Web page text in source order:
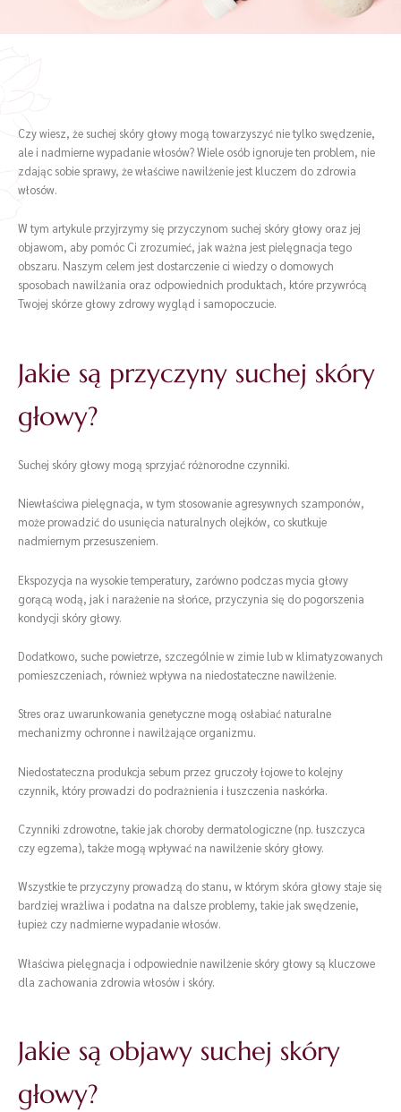
Czy wiesz, że suchej skóry głowy mogą towarzyszyć nie tylko swędzenie,
ale i nadmierne wypadanie włosów? Wiele osób ignoruje ten problem, nie
zdając sobie sprawy, że właściwe nawilżenie jest kluczem do zdrowia
włosów.
W tym artykule przyjrzymy się przyczynom suchej skóry głowy oraz jej
objawom, aby pomóc Ci zrozumieć, jak ważna jest pielęgnacja tego
obszaru. Naszym celem jest dostarczenie ci wiedzy o domowych
sposobach nawilżania oraz odpowiednich produktach, które przywrócą
Twojej skórze głowy zdrowy wygląd i samopoczucie.
Jakie są przyczyny suchej skóry
głowy?
Suchej skóry głowy mogą sprzyjać różnorodne czynniki.
Niewłaściwa pielęgnacja, w tym stosowanie agresywnych szamponów,
może prowadzić do usunięcia naturalnych olejków, co skutkuje
nadmiernym przesuszeniem.
Ekspozycja na wysokie temperatury, zarówno podczas mycia głowy
gorącą wodą, jak i narażenie na słońce, przyczynia się do pogorszenia
kondycji skóry głowy.
Dodatkowo, suche powietrze, szczególnie w zimie lub w klimatyzowanych
pomieszczeniach, również wpływa na niedostateczne nawilżenie.
Stres oraz uwarunkowania genetyczne mogą osłabiać naturalne
mechanizmy ochronne i nawilżające organizmu.
Niedostateczna produkcja sebum przez gruczoły łojowe to kolejny
czynnik, który prowadzi do podrażnienia i łuszczenia naskórka.
Czynniki zdrowotne, takie jak choroby dermatologiczne (np. łuszczyca
czy egzema), także mogą wpływać na nawilżenie skóry głowy.
Wszystkie te przyczyny prowadzą do stanu, w którym skóra głowy staje się
bardziej wrażliwa i podatna na dalsze problemy, takie jak swędzenie,
łupież czy nadmierne wypadanie włosów.
Właściwa pielęgnacja i odpowiednie nawilżenie skóry głowy są kluczowe
dla zachowania zdrowia włosów i skóry.
Jakie są objawy suchej skóry
głowy?